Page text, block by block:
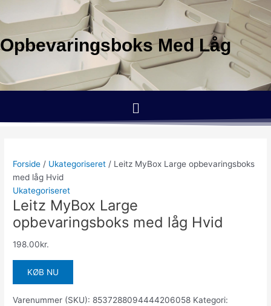
til
indholdet
Opbevaringsboks Med Låg
Menu
Forside / Ukategoriseret / Leitz MyBox Large opbevaringsboks
med låg Hvid
Ukategoriseret
Leitz MyBox Large
opbevaringsboks med låg Hvid
198.00kr.
KØB NU
Varenummer (SKU): 8537288094444206058 Kategori: